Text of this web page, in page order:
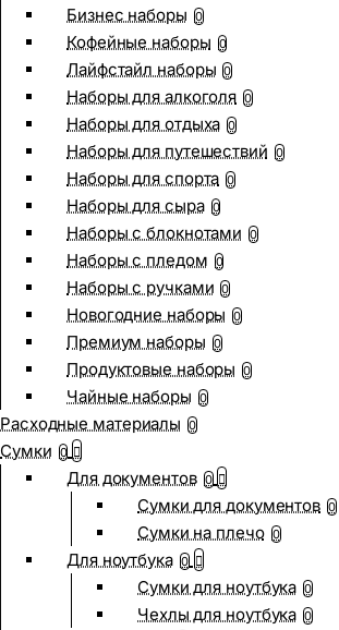
Бизнес наборы 0
Кофейные наборы 0
Лайфстайл наборы 0
Наборы для алкоголя 0
Наборы для отдыха 0
Наборы для путешествий 0
Наборы для спорта 0
Наборы для сыра 0
Наборы с блокнотами 0
Наборы с пледом 0
Наборы с ручками 0
Новогодние наборы 0
Премиум наборы 0
Продуктовые наборы 0
Чайные наборы 0
Расходные материалы 0
Сумки 0
Для документов 0
Сумки для документов 0
Сумки на плечо 0
Для ноутбука 0
Сумки для ноутбука 0
Чехлы для ноутбука 0